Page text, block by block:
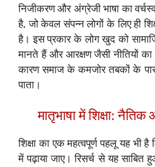
निजीकरण और अंग्रेजी भाषा का
है, जो केवल संपन्न लोगों के लिए ही
है। इस प्रकार के लोग खुद को
मानते हैं और आरक्षण जैसी नीतियों
कारण समाज के कमजोर तबकों के
पाता।
मातृभाषा में शिक्षा: नैतिक
शिक्षा का एक महत्वपूर्ण पहलू यह भी
में पढ़ाया जाए। रिसर्च से यह